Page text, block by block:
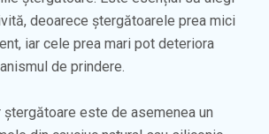
deoarece ștergătoarele prea mici
iar cele prea mari pot deteriora
de prindere.
este de asemenea un